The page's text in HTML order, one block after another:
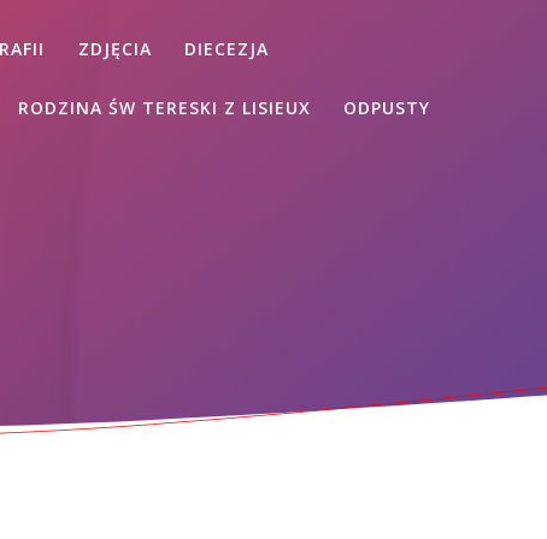
ZDJĘCIA DIECEZJA
RODZINA ŚW TERESKI Z LISIEUX ODPUSTY